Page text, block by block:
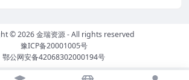
© 2026金瑞资源- All rights reserved
豫ICP备20001005号
鄂公网安备42068302000194号